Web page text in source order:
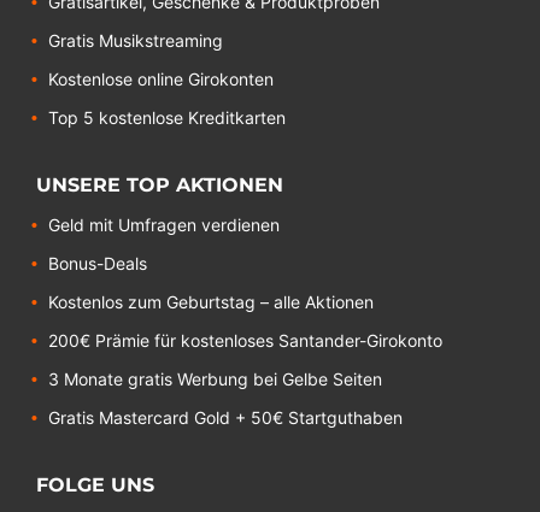
Gratis Musikstreaming
Kostenlose online Girokonten
Top 5 kostenlose Kreditkarten
UNSERE TOP AKTIONEN
Geld mit Umfragen verdienen
Bonus-Deals
Kostenlos zum Geburtstag – alle Aktionen
200€ Prämie für kostenloses Santander-Girokonto
3 Monate gratis Werbung bei Gelbe Seiten
Gratis Mastercard Gold + 50€ Startguthaben
FOLGE UNS